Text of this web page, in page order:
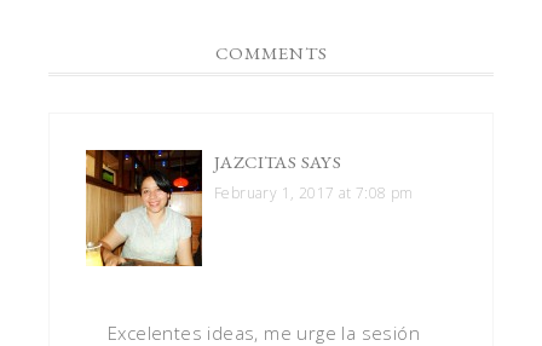
COMMENTS
JAZCITAS SAYS
February 1, 2017 at 7:08 pm
Excelentes ideas, me urge la sesión